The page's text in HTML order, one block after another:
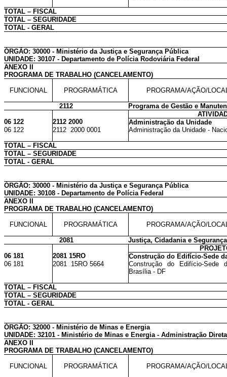
TOTAL – FISCAL
TOTAL – SEGURIDADE
TOTAL - GERAL
ÓRGÃO: 30000 - Ministério da Justiça e Segurança Pública
UNIDADE: 30107 - Departamento de Polícia Rodoviária Federal
ANEXO II
PROGRAMA DE TRABALHO (CANCELAMENTO)
FUNCIONAL PROGRAMÁTICA PROGRAMA/AÇÃO/
2112
Programa de Gestão e
06 122
2112 2000
Administração da Unidade
06 122
2112 2000 0001 Administração da Unidade -
TOTAL – FISCAL
TOTAL – SEGURIDADE
TOTAL - GERAL
ÓRGÃO: 30000 - Ministério da Justiça e Segurança Pública
UNIDADE: 30108 - Departamento de Polícia Federal
ANEXO II
PROGRAMA DE TRABALHO (CANCELAMENTO)
FUNCIONAL PROGRAMÁTICA PROGRAMA/AÇÃO/
2081
Justiça, Cidadania e
06 181
2081 15RO
Construção do Edifício-Sede
06 181
2081 15RO 5664
Construção do Edifício-
Brasília - DF
TOTAL – FISCAL
TOTAL – SEGURIDADE
TOTAL - GERAL
ÓRGÃO: 32000 - Ministério de Minas e Energia
UNIDADE: 32101 - Ministério de Minas e Energia - Administração Direta
ANEXO II
PROGRAMA DE TRABALHO (CANCELAMENTO)
FUNCIONAL PROGRAMÁTICA PROGRAMA/AÇÃO/